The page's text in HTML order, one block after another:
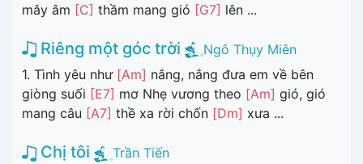
mây âm [C] thầm mang gió [G7] lên ...
Riêng một góc trời
Ngô Thụy Miên
1. Tình yêu như [Am] nắng, nắng đưa em về bên
giòng suối [E7] mơ Nhẹ vương theo [Am] gió, gió
mang câu [A7] thề xa rời chốn [Dm] xưa ...
Chị tôi Trần Tiến